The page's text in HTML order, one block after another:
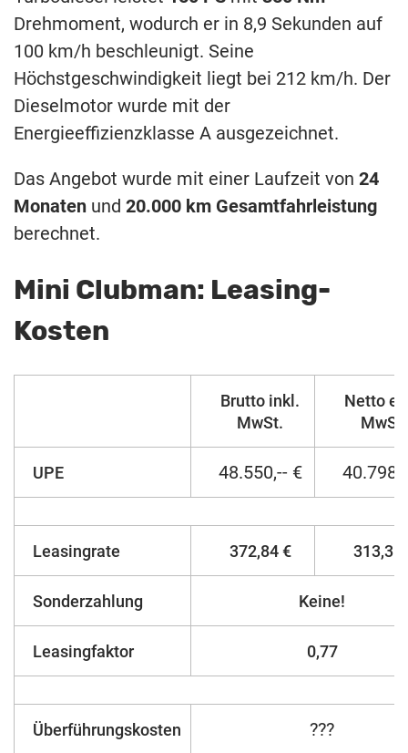
Drehmoment, wodurch er in 8,9 Sekunden auf
100 km/h beschleunigt. Seine
Höchstgeschwindigkeit liegt bei 212 km/h. Der
Dieselmotor wurde mit der
Energieeffizienzklasse A ausgezeichnet.
Das Angebot wurde mit einer Laufzeit von 24
Monaten und 20.000 km Gesamtfahrleistung
berechnet.
Mini Clubman: Leasing-
Kosten
Brutto inkl.
MwSt.
Netto
MwSt.
UPE 48.550,-- €
Leasingrate 372,84 € 313,31
Sonderzahlung Keine!
Leasingfaktor 0,77
Überführungskosten ???